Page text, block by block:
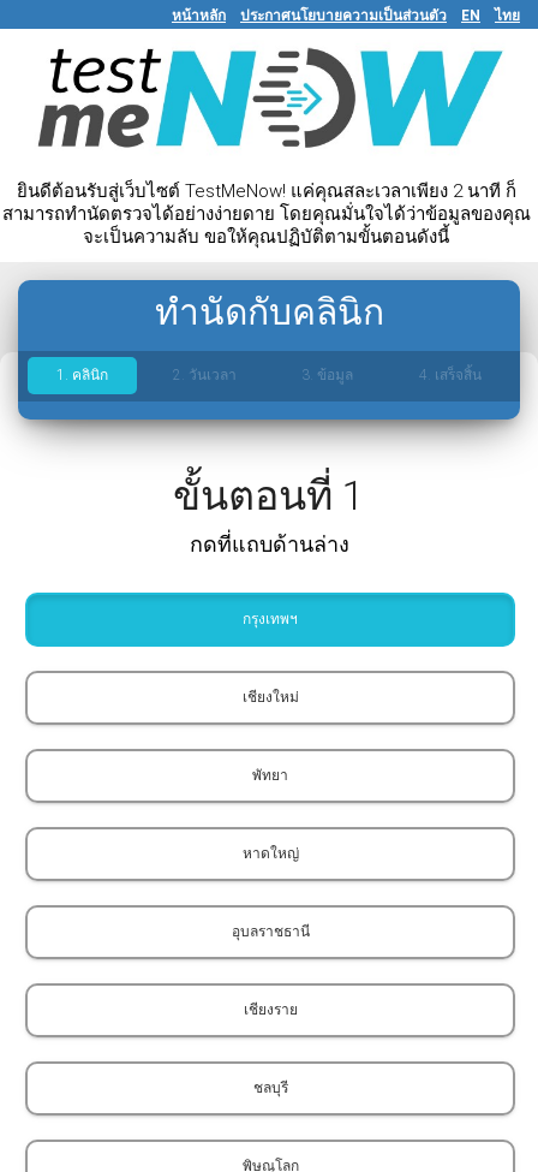
หน้าหลัก ประกาศนโยบายความเป็นส่วนตัว EN ไทย
ยินดีต้อนรับสู่เว็บไซต์ TestMeNow! แค่คุณสละเวลาเพียง 2 นาที ก็
สามารถทำนัดตรวจได้อย่างง่ายดาย โดยคุณมั่นใจได้ว่าข้อมูลของคุณ
จะเป็นความลับ ขอให้คุณปฏิบัติตามขั้นตอนดังนี้
ทำนัดกับคลินิก
1. คลินิก 2. วันเวลา 3. ข้อมูล 4. เสร็จสิ้น
กรุณารอสักครู่
ขั้นตอนที่ 1
กดที่แถบด้านล่าง
กรุงเทพฯ
เชียงใหม่
พัทยา
หาดใหญ่
อุบลราชธานี
เชียงราย
ชลบุรี
พิษณุโลก